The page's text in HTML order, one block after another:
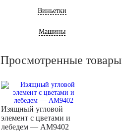
Виньетки
Машины
Просмотренные товары
Изящный угловой
элемент с цветами и
лебедем — AM9402